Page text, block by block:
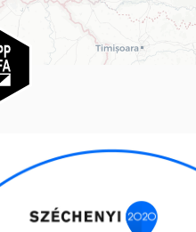
száma: AA5849163
Ügyfélszolgálat
20 8515050